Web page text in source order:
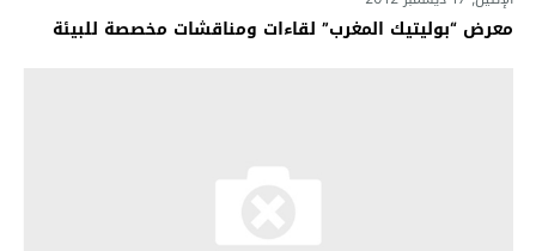
معرض “بوليتيك المغرب” لقاءات ومناقشات مخصصة للبيئة